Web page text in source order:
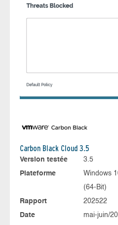
Carbon Black Cloud 3.5
Version testée
3.5
Plateforme
Windows
(64-Bit)
Rapport
202522
Date
mai-juin/